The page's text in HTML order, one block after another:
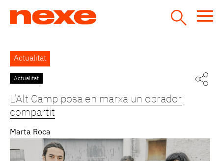
Back
to
top
Actualitat
Actualitat
L’Alt Camp posa en marxa un obrador
compartit
Marta Roca
Pàgines